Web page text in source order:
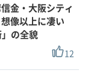
金・大阪シティ
像以上に凄い
」の全貌
12